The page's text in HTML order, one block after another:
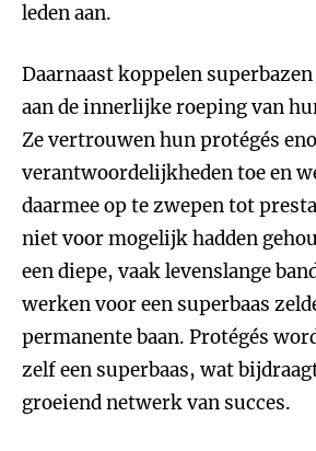
leden aan.
Daarnaast koppelen
aan de innerlijke roeping van
Ze vertrouwen hun protégés
verantwoordelijkheden toe en
daarmee op te zwepen tot
niet voor mogelijk hadden
een diepe, vaak levenslange
werken voor een superbaas
permanente baan. Protégés
zelf een superbaas, wat
groeiend netwerk van succes.